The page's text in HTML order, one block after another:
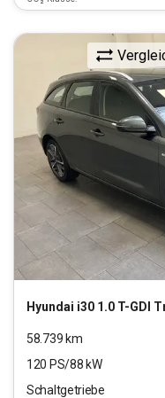
Hyundai i30 1.0 T-GDI Trend Mild-
58.739 km
120 PS/88 kW
Schaltgetriebe